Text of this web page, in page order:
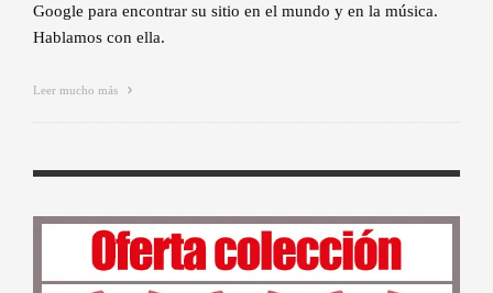
Google para encontrar su sitio en el mundo y en la música.
Hablamos con ella.
Leer mucho más